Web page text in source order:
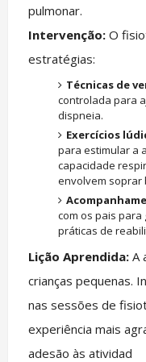
pulmonar.
Intervenção:O
estratégias:
Técnicas de
controlada para
dispneia.
Exercícios
para estimular a
capacidade
envolvem soprar
com os pais
práticas de
Lição Aprendida:A
crianças pequenas.
nas sessões de
experiência mais
adesão às atividad